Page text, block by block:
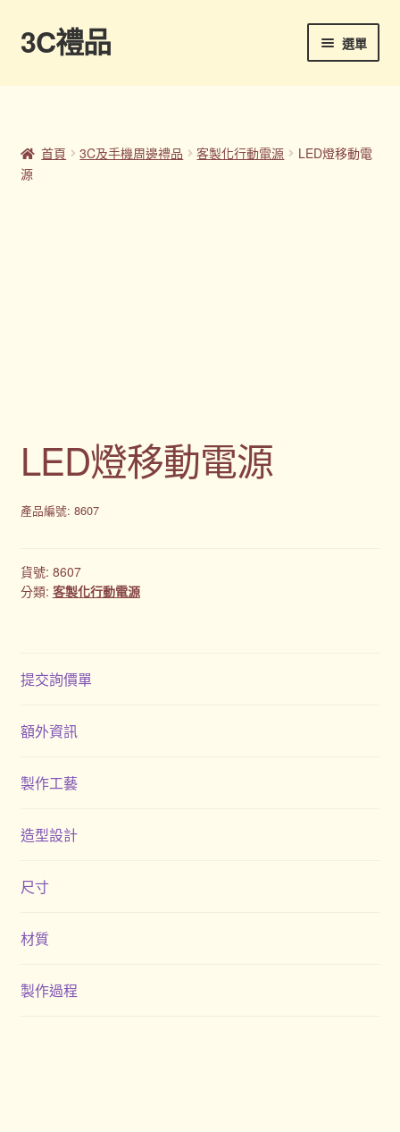
跳
至
跳
至
容
3C禮品 選單
Sample Page
客製化小知識
客製化禮品
春酒禮品
禮品
禮品公司
紀念品
結帳
首頁 3C及手機周邊禮品 客製化行動電源
LED燈移動電
源
LED燈移動電源
產品編號: 8607
貨號: 8607
分類: 客製化行動電源
提交詢價單
額外資訊
製作工藝
造型設計
尺寸
材質
製作過程